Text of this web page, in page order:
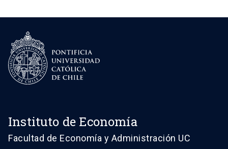
Instituto de Economía
Facultad de Economía y Administración UC